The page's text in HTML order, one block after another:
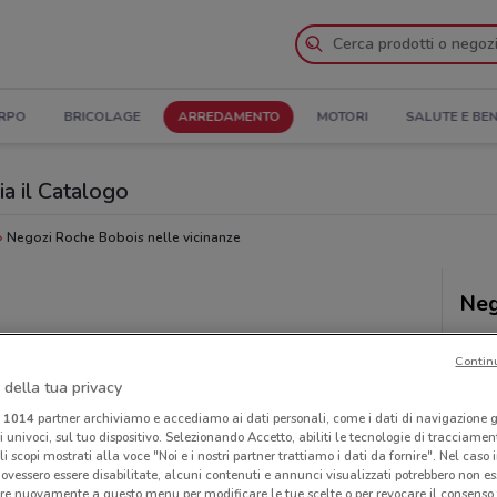
BRICOLAGE ARREDAMENTO MOTORI SALUTE E
il Catalogo
Negozi Roche Bobois nelle vicinanze
della tua privacy
1014partner archiviamo e accediamo ai dati personali, come i dati di navigazione
sul tuo dispositivo. Selezionando Accetto, abiliti le tecnologie di
scopi mostrati alla voce "Noi e i nostri partner trattiamo i dati da fornire". Nel caso
essere disabilitate, alcuni contenuti e annunci visualizzati potrebbero non
nuovamente a questo menu per modificare le tue scelte o per revocare il